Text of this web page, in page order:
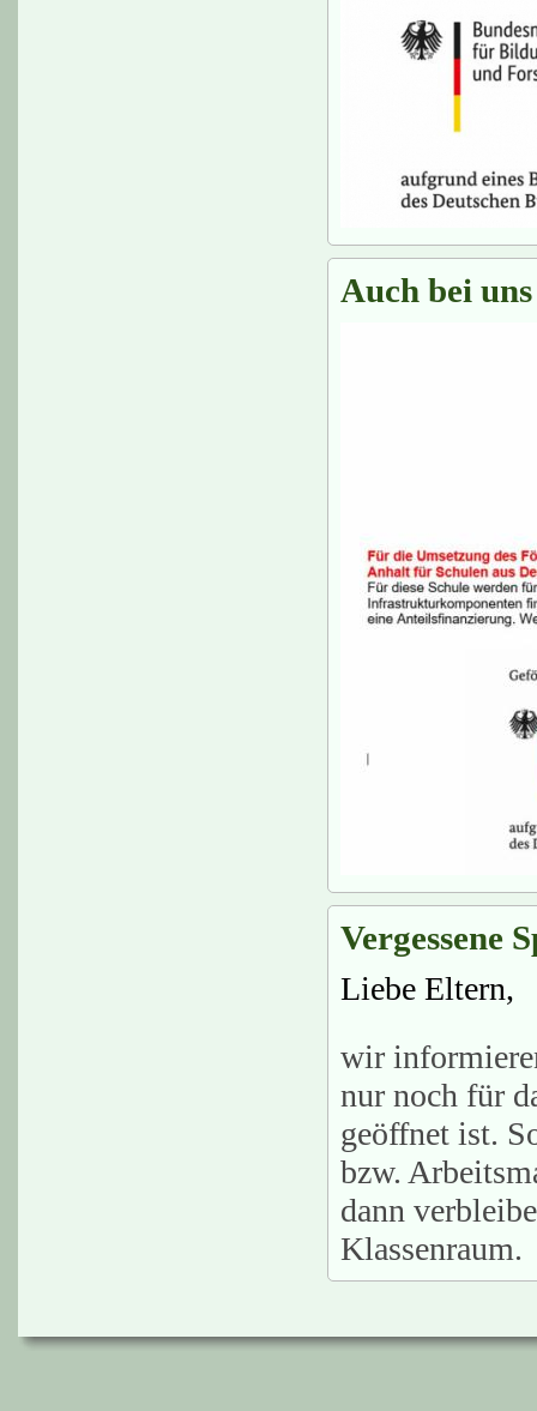
Auch bei
Vergessene
Liebe Eltern,
wir
nur noch für
geöffnet ist.
bzw.
dann
Klassenraum.